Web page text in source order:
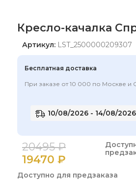
Кресло-качалка
Артикул: LST_2500000209307
Бесплатная доставка
При заказе от 10 000 по Москве и
10/08/2026 - 14/08/2026
20495₽
19470 ₽
Доступно для предзаказа